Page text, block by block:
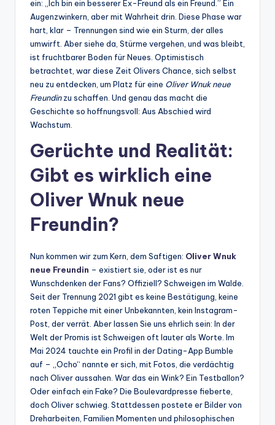
ein: „Ich bin ein besserer Ex-Freund als ein Freund.” Ein
Augenzwinkern, aber mit Wahrheit drin. Diese Phase war
hart, klar – Trennungen sind wie ein Sturm, der alles
umwirft. Aber siehe da, Stürme vergehen, und was bleibt,
ist fruchtbarer Boden für Neues. Optimistisch
betrachtet, war diese Zeit Olivers Chance, sich selbst
neu zu entdecken, um Platz für eine Oliver Wnuk neue
Freundinzu schaffen. Und genau das macht die
Geschichte so hoffnungsvoll: Aus Abschied wird
Wachstum.
Gerüchte und Realität:
Gibt es wirklich eine
Oliver Wnuk neue
Freundin?
Nun kommen wir zum Kern, dem Saftigen: Oliver Wnuk
neue Freundin – existiert sie, oder ist es nur
Wunschdenken der Fans? Offiziell? Schweigen im Walde.
Seit der Trennung 2021 gibt es keine Bestätigung, keine
roten Teppiche mit einer Unbekannten, kein Instagram-
Post, der verrät. Aber lassen Sie uns ehrlich sein: In der
Welt der Promis ist Schweigen oft lauter als Worte. Im
Mai 2024 tauchte ein Profil in der Dating-App Bumble
auf – „Ocho“ nannte er sich, mit Fotos, die verdächtig
nach Oliver aussahen. War das ein Wink? Ein Testballon?
Oder einfach ein Fake? Die Boulevardpresse fieberte,
doch Oliver schwieg. Stattdessen postete er Bilder von
Dreharbeiten, Familien Momenten und philosophischen